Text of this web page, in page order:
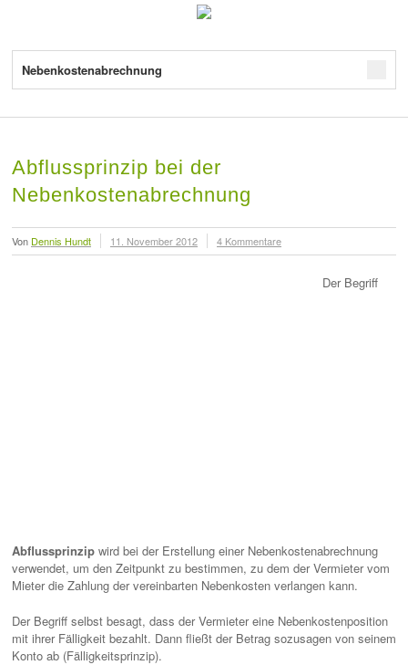
Nebenkostenabrechnung
Abflussprinzip bei der
Nebenkostenabrechnung
Von Dennis Hundt 11. November 2012 4 Kommentare
Der Begriff
Abflussprinzip wird bei der Erstellung einer Nebenkostenabrechnung
verwendet, um den Zeitpunkt zu bestimmen, zu dem der Vermieter vom
Mieter die Zahlung der vereinbarten Nebenkosten verlangen kann.
Der Begriff selbst besagt, dass der Vermieter eine Nebenkostenposition
mit ihrer Fälligkeit bezahlt. Dann fließt der Betrag sozusagen von seinem
Konto ab (Fälligkeitsprinzip).